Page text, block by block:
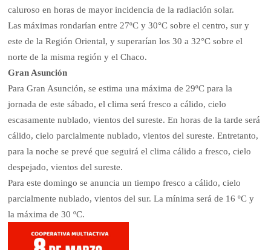
caluroso en horas de mayor incidencia de la radiación solar.
Las máximas rondarían entre 27ºC y 30°C sobre el centro, sur y
este de la Región Oriental, y superarían los 30 a 32°C sobre el
norte de la misma región y el Chaco.
Gran Asunción
Para Gran Asunción, se estima una máxima de 29ºC para la
jornada de este sábado, el clima será fresco a cálido, cielo
escasamente nublado, vientos del sureste. En horas de la tarde será
cálido, cielo parcialmente nublado, vientos del sureste. Entretanto,
para la noche se prevé que seguirá el clima cálido a fresco, cielo
despejado, vientos del sureste.
Para este domingo se anuncia un tiempo fresco a cálido, cielo
parcialmente nublado, vientos del sur. La mínima será de 16 ºC y
la máxima de 30 ºC.